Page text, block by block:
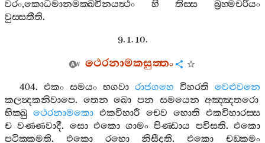
වරං,කොධමානමක‍්ඛවිනයත්‍ථං හි තිස‍්ස
බ්‍රහ‍්මචරියං
වුස‍්සතීති.
9. 1. 10.
ථෙරනාමකසුත‍්තං
404. එකං සමයං භගවා රාජගහෙ විහරති වෙළුවනෙ
කලන්‍දකනිවාපෙ. තෙන ඛො පන සමයෙන අඤ‍්ඤතරො
භික‍්ඛු ථෙරනාමකො එකවිහාරී චෙව හොති එකවිහාරස‍්ස
ච වණ‍්ණවාදී. සො එකො ගාමං පිණ‍්ඩාය පවිසති.එකො
පටික‍්කමති. එකො රහො නිසීදති.එකො
චඞ‍්කමං